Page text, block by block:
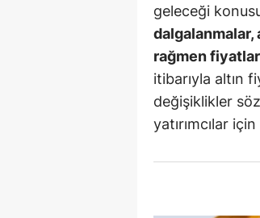
geleceği
dalgalanmalar,
rağmen
itibarıyla altın
değişiklikler
yatırımcılar